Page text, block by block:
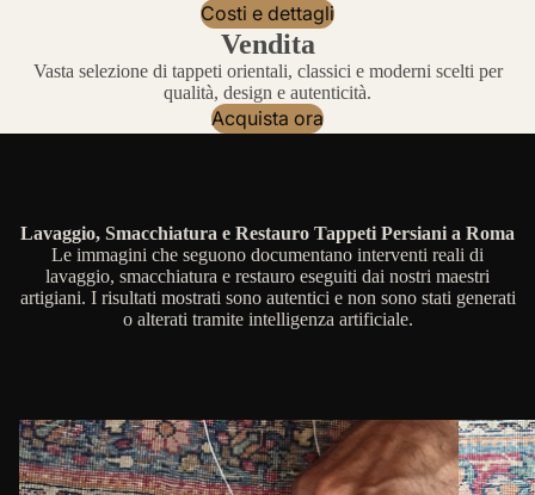
Costi e dettagli
Vendita
Vasta selezione di tappeti orientali, classici e moderni scelti per
qualità, design e autenticità.
Acquista ora
Lavaggio, Smacchiatura e Restauro Tappeti Persiani a Roma
Le immagini che seguono documentano interventi reali di
lavaggio, smacchiatura e restauro eseguiti dai nostri maestri
artigiani. I risultati mostrati sono autentici e non sono stati generati
o alterati tramite intelligenza artificiale.